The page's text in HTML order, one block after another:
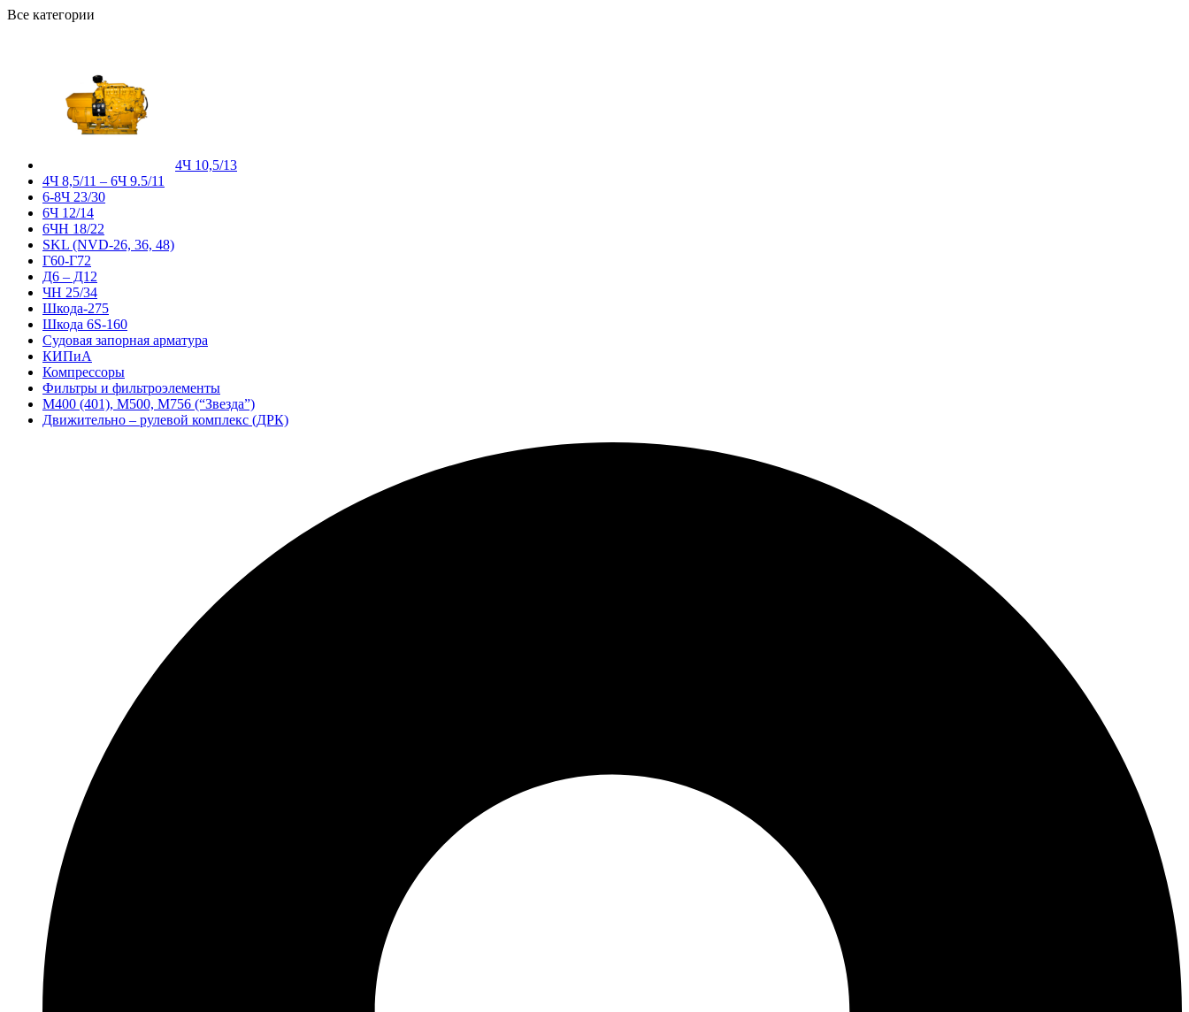
Все категории
4Ч 10,5/13
4Ч 8,5/11 – 6Ч 9.5/11
6-8Ч 23/30
6Ч 12/14
6ЧН 18/22
SKL (NVD-26, 36, 48)
Г60-Г72
Д6 – Д12
ЧН 25/34
Шкода-275
Шкода 6S-160
Судовая запорная арматура
КИПиА
Компрессоры
Фильтры и фильтроэлементы
М400 (401), М500, М756 (“Звезда”)
Движительно – рулевой комплекс (ДРК)